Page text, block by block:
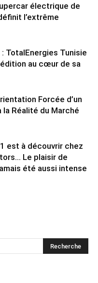
électrique de
l’extrême
TotalEnergies Tunisie
au cœur de sa
Forcée d’un
la Réalité du Marché
est à découvrir chez
Le plaisir de
été aussi intense